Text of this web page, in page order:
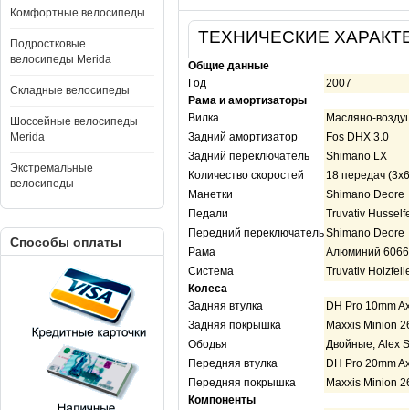
Комфортные велосипеды
Подростковые
велосипеды Merida
Складные велосипеды
Шоссейные велосипеды
Merida
Экстремальные
велосипеды
Способы оплаты
ТЕХНИЧЕСКИЕ
Общие данные
Год
2007
Рама и амортизаторы
Вилка
Масляно-
Задний амортизатор
Fos DHX 3.0
Задний переключатель
Shimano LX
Количество скоростей
18 передач
Манетки
Shimano Deore
Педали
Truvativ
Передний переключательShimano Deore
Рама
Алюминий
Система
Truvativ
Колеса
Задняя втулка
DH Pro 10mm
Задняя покрышка
Maxxis Minion
Ободья
Двойные, Alex
Передняя втулка
DH Pro 20mm
Передняя покрышка
Maxxis Minion
Компоненты